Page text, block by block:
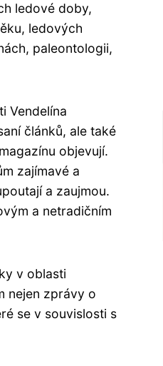
ledové doby,
ledových
paleontologii,
Vendelína
článků, ale také
objevují.
zajímavé a
a zaujmou.
a netradičním
v oblasti
nejen zprávy o
se v souvislosti s